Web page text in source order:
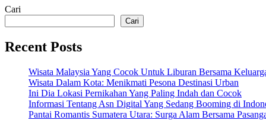
Cari
Cari
Recent Posts
Wisata Malaysia Yang Cocok Untuk Liburan Bersama
Wisata Dalam Kota: Menikmati Pesona Destinasi Urban
Ini Dia Lokasi Pernikahan Yang Paling Indah dan Cocok
Informasi Tentang Asn Digital Yang Sedang Booming di
Pantai Romantis Sumatera Utara: Surga Alam Bersama